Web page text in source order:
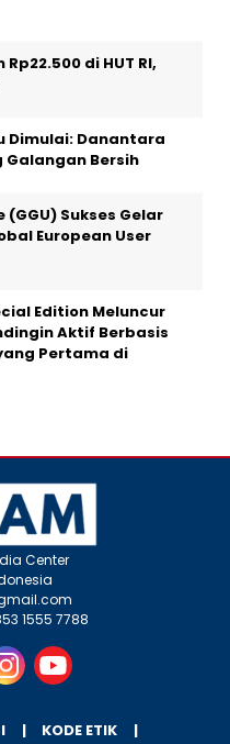
di HUT RI,
Dimulai: Danantara
Galangan Bersih
Sukses Gelar
European User
Edition Meluncur
Aktif Berbasis
Pertama di
Center
1555 7788
KODE ETIK